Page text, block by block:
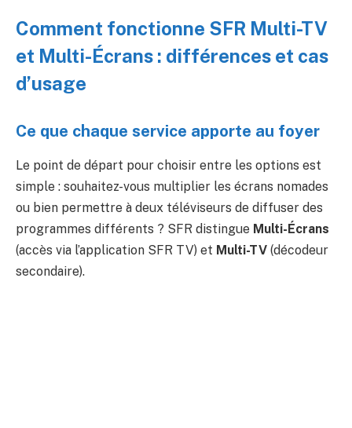
Comment fonctionne SFR Multi-TV
et Multi-Écrans : différences et cas
d’usage
Ce que chaque service apporte au foyer
Le point de départ pour choisir entre les options est
simple : souhaitez-vous multiplier les écrans nomades
ou bien permettre à deux téléviseurs de diffuser des
programmes différents ? SFR distingue Multi-Écrans
(accès via l’application SFR TV) et Multi-TV (décodeur
secondaire).